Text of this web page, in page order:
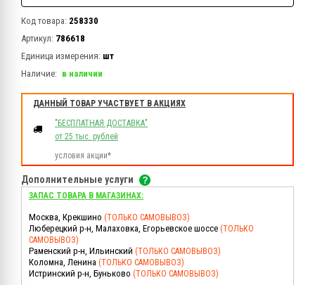
Код товара: 258330
Артикул: 786618
Единица измерения: шт
Наличие: в наличии
ДАННЫЙ ТОВАР УЧАСТВУЕТ В АКЦИЯХ
"БЕСПЛАТНАЯ ДОСТАВКА"
от 25 тыс. рублей
условия акции*
Дополнительные услуги
ЗАПАС ТОВАРА В МАГАЗИНАХ:
Москва, Крекшино (ТОЛЬКО САМОВЫВОЗ)
Люберецкий р-н, Малаховка, Егорьевское шоссе (ТОЛЬКО
САМОВЫВОЗ)
Раменский р-н, Ильинский (ТОЛЬКО САМОВЫВОЗ)
Коломна, Ленина (ТОЛЬКО САМОВЫВОЗ)
Истринский р-н, Буньково (ТОЛЬКО САМОВЫВОЗ)